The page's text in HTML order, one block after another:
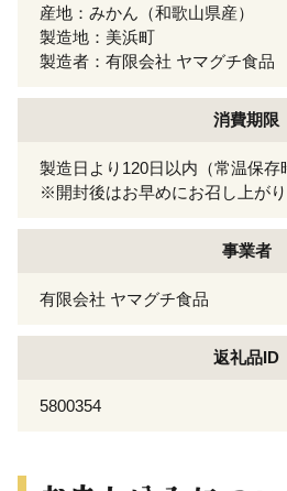
産地：みかん（和歌山県産）
製造地：美浜町
製造者：有限会社 ヤマグチ食品
消費期限
製造日より120日以内（常温保存
※開封後はお早めにお召し上がり
事業者
有限会社 ヤマグチ食品
返礼品ID
5800354